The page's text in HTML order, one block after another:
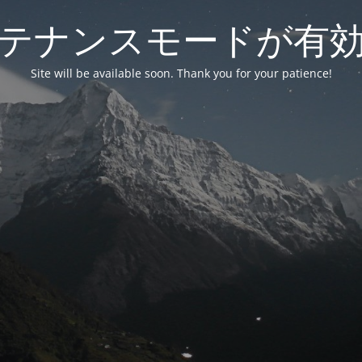
ナンスモードが有
Site will be available soon. Thank you for your patience!